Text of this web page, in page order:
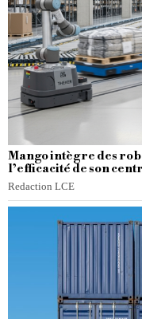
Mango intègre des
l’efficacité de son
Redaction LCE